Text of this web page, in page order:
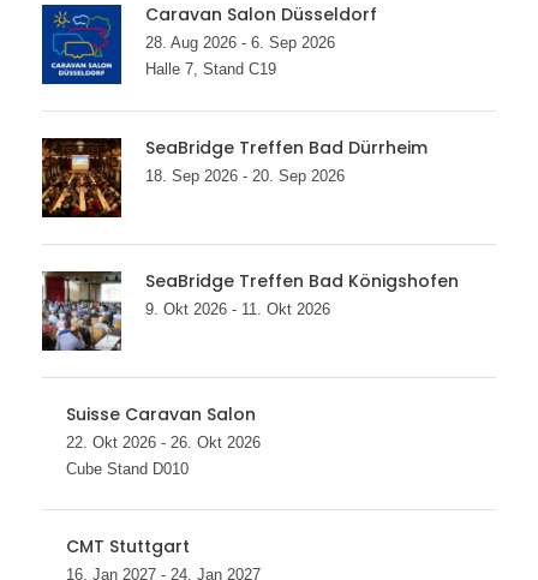
Caravan Salon Düsseldorf
28. Aug 2026 - 6. Sep 2026
Halle 7, Stand C19
SeaBridge Treffen Bad Dürrheim
18. Sep 2026 - 20. Sep 2026
SeaBridge Treffen Bad Königshofen
9. Okt 2026 - 11. Okt 2026
Suisse Caravan Salon
22. Okt 2026 - 26. Okt 2026
Cube Stand D010
CMT Stuttgart
16. Jan 2027 - 24. Jan 2027